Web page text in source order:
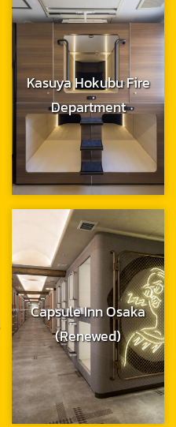
Kasuya Hokubu Fire
Department
Capsule Inn Osaka
(Renewed)